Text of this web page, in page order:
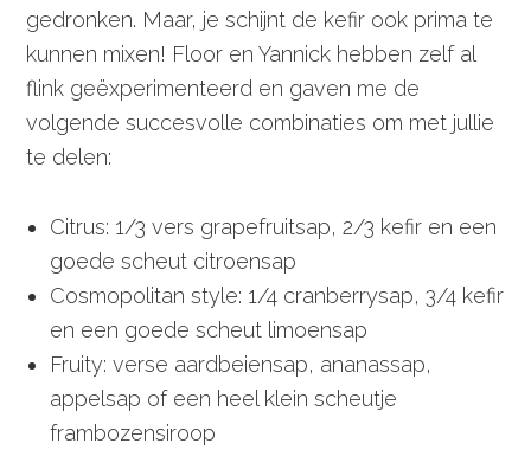
gedronken. Maar, je schijnt de kefir ook prima te
kunnen mixen! Floor en Yannick hebben zelf al
flink geëxperimenteerd en gaven me de
volgende succesvolle combinaties om met jullie
te delen:
Citrus: 1/3 vers grapefruitsap, 2/3 kefir en een
goede scheut citroensap
Cosmopolitan style: 1/4 cranberrysap, 3/4 kefir
en een goede scheut limoensap
Fruity: verse aardbeiensap, ananassap,
appelsap of een heel klein scheutje
frambozensiroop